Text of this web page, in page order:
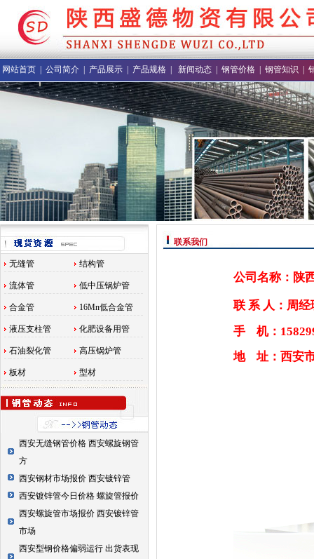
网站首页 公司简介 产品展示 产品规格 新闻动态 钢管价格 钢管知识
无缝管 结构管
流体管 低中压锅炉管
合金管 16Mn低合金管
液压支柱管 化肥设备用管
石油裂化管 高压锅炉管
板材 型材
西安无缝钢管价格 西安螺旋钢管
方
西安钢材市场报价 西安镀锌管
西安镀锌管今日价格 螺旋管报价
西安螺旋管市场报价 西安镀锌管
市场
西安型钢价格偏弱运行 出货表现
联系我们
公司名称：陕
联 系 人：周经
手 机：
地 址：西安